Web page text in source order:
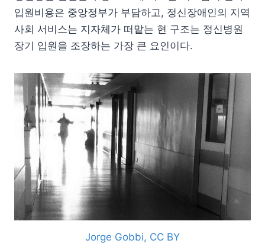
입원비용은 중앙정부가 부담하고, 정신장애인의 지역
사회 서비스는 지자체가 떠맡는 현 구조는 정신병원
장기 입원을 조장하는 가장 큰 요인이다.
Jorge Gobbi, CC BY